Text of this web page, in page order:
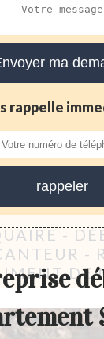
rappelle
-
-
DE